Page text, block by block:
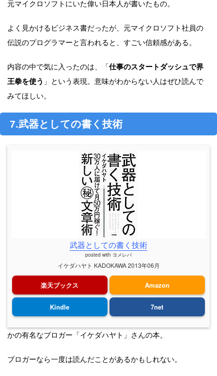
元マイクロソフトにいた偉い日本人が書いたもの。
よく見かけるビジネス書だったが、元マイクロソフト社員の
伝説のプログラマーと言われると、すごい信頼感がある。
内容の中で気に入ったのは、「仕事のスタートダッシュで界
王拳を使う 」という表現。意味がわからない人はぜひ読んで
みてほしい。
7.武器としての書く技術
武器としての書く技術
posted with ヨメレバ
イケダハヤト KADOKAWA 2013年06月
楽天ブックス Amazon
Kindle 7net
かの有名なブロガー「イケダハヤト」さんの本。
ブロガーなら一度は読んだことがあるかもしれない。